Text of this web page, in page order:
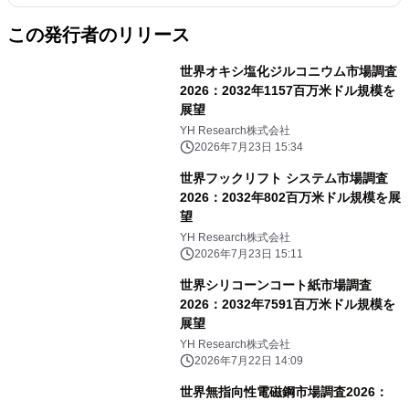
この発行者のリリース
世界オキシ塩化ジルコニウム市場調査
2026：2032年1157百万米ドル規模を
展望
YH Research株式会社
2026年7月23日 15:34
世界フックリフト システム市場調査
2026：2032年802百万米ドル規模を展
望
YH Research株式会社
2026年7月23日 15:11
世界シリコーンコート紙市場調査
2026：2032年7591百万米ドル規模を
展望
YH Research株式会社
2026年7月22日 14:09
世界無指向性電磁鋼市場調査2026：